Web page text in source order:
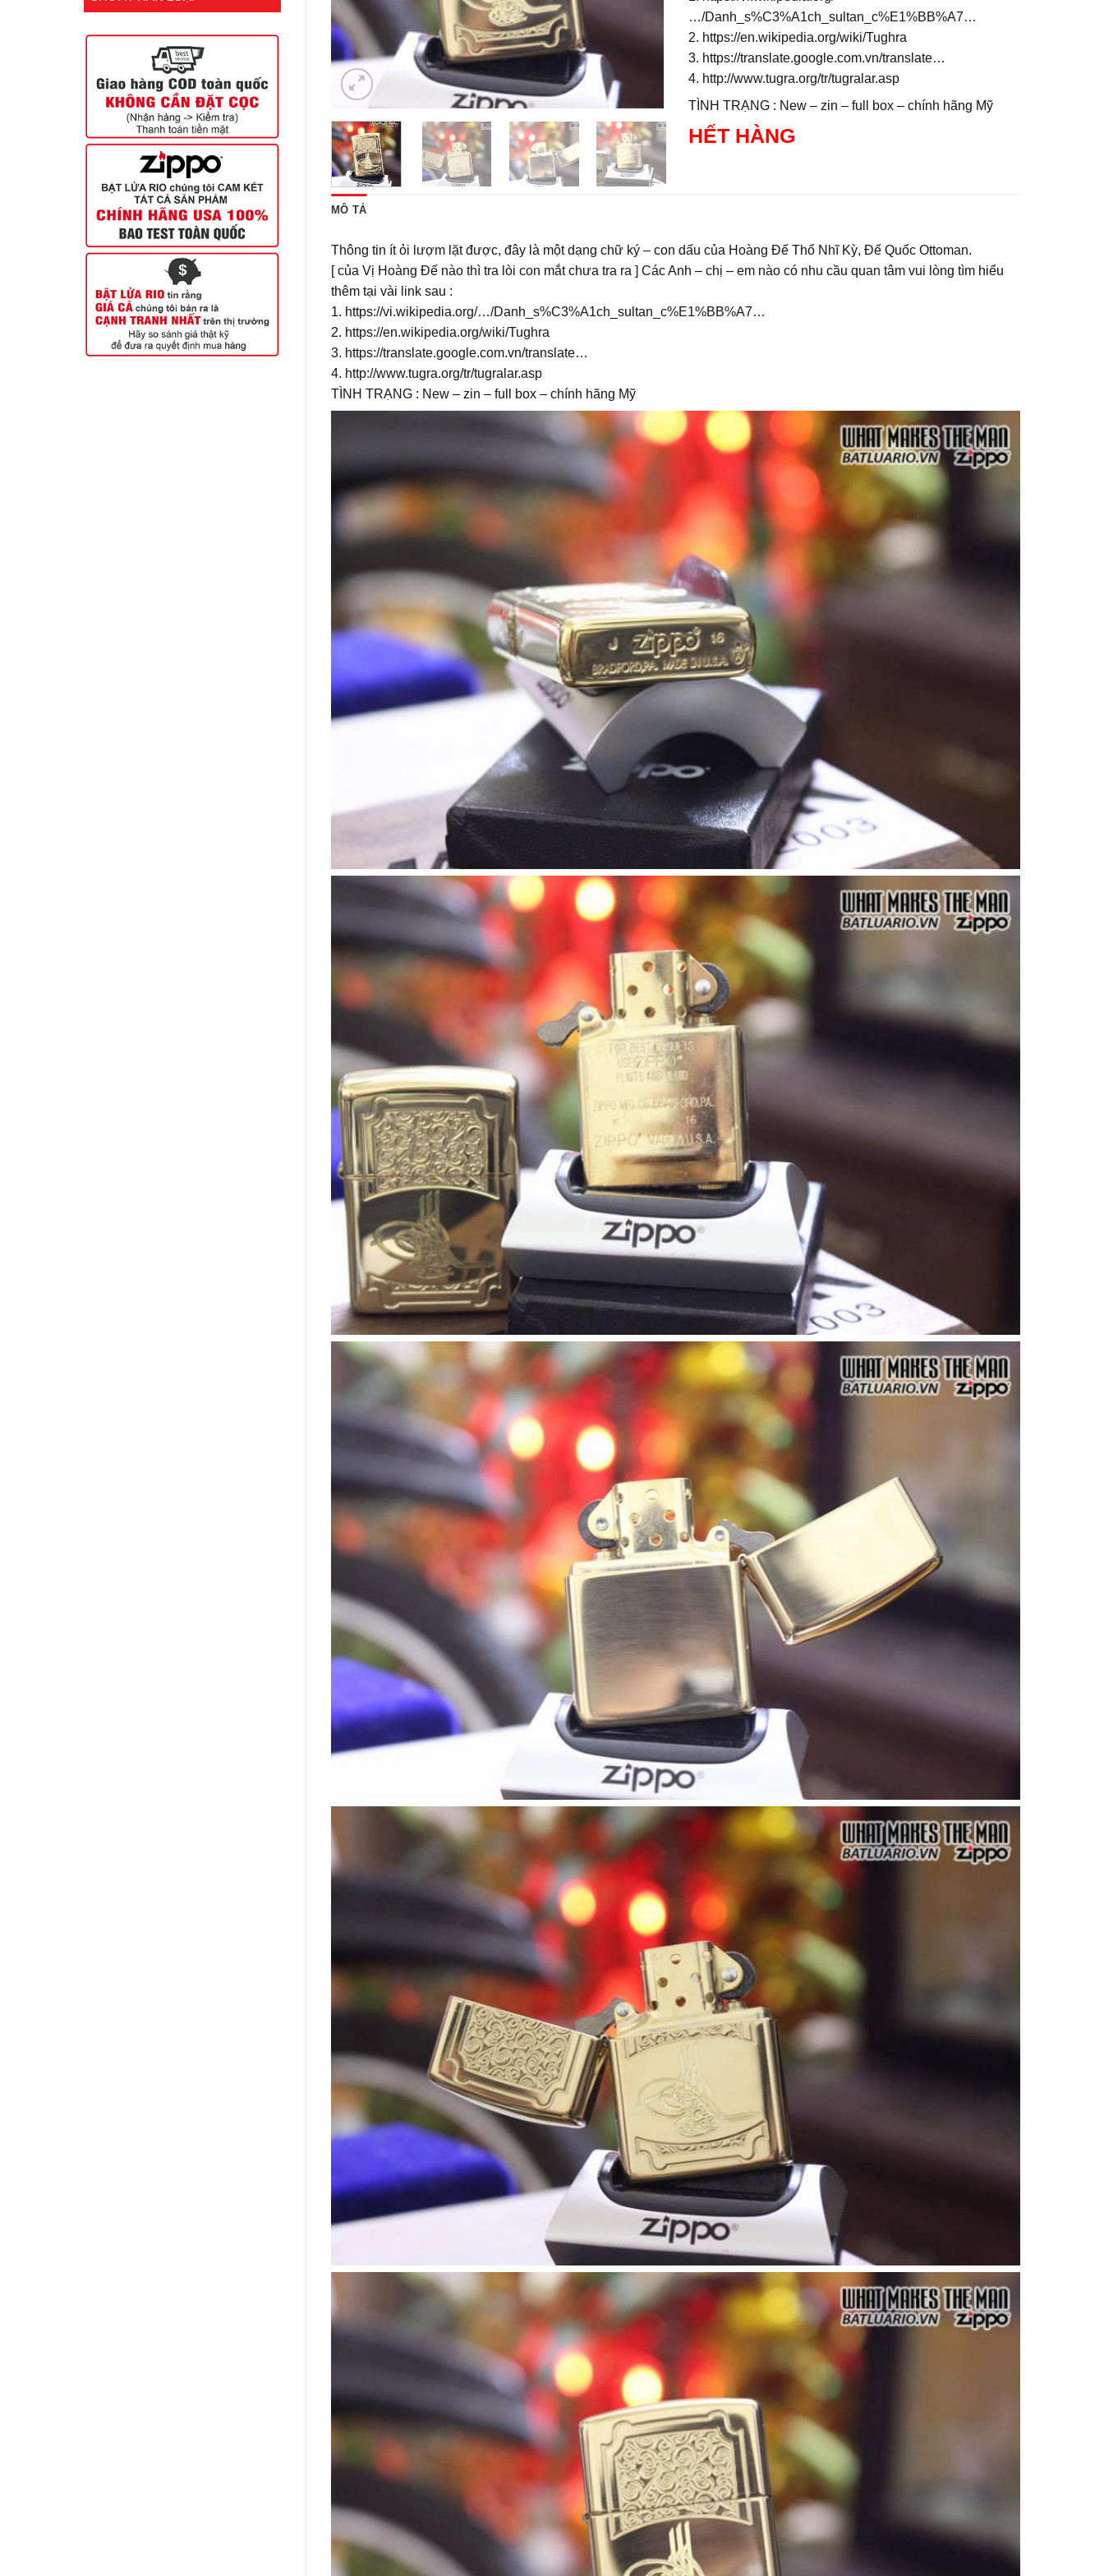
…/Danh_s%C3%A1ch_sultan_c%E1%BB%A7…
2. https://en.wikipedia.org/wiki/Tughra
3. https://translate.google.com.vn/translate…
4. http://www.tugra.org/tr/tugralar.asp
TÌNH TRẠNG : New – zin – full box – chính hãng Mỹ
HẾT HÀNG
MÔ TẢ
Thông tin ít ỏi lượm lặt được, đây là một dạng chữ ký – con dấu của Hoàng Đế Thổ Nhĩ Kỳ, Đế Quốc Ottoman.
[ của Vị Hoàng Đế nào thì tra lòi con mắt chưa tra ra ] Các Anh – chị – em nào có nhu cầu quan tâm vui lòng tìm hiểu
thêm tại vài link sau :
1. https://vi.wikipedia.org/…/Danh_s%C3%A1ch_sultan_c%E1%BB%A7…
2. https://en.wikipedia.org/wiki/Tughra
3. https://translate.google.com.vn/translate…
4. http://www.tugra.org/tr/tugralar.asp
TÌNH TRẠNG : New – zin – full box – chính hãng Mỹ